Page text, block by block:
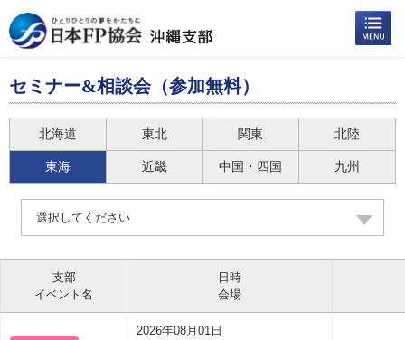
セミナー&相談会（参加無料）
北海道 東北 関東 北陸
東海 近畿 中国・四国 九州
選択してください
支部
イベント名
日時
会場
2026年08月01日